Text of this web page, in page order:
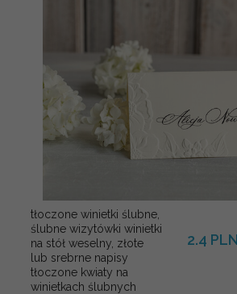
tłoczone winietki ślubne,
ślubne wizytówki winietki
na stół weselny, złote
lub srebrne napisy
tłoczone kwiaty na
winietkach ślubnych
2.4 PLN